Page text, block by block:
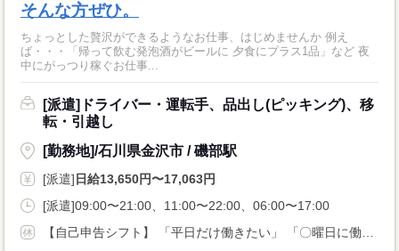
そんな方ぜひ。
ちょっとした贅沢ができるようなお仕事、はじめませんか 例え
ば・・・「帰って飲む発泡酒がビールに 夕食にプラス1品」など 夜
中にがっつり稼ぐお仕事...
[派遣]ドライバー・運転手、品出し(ピッキング)、移
転・引越し
[勤務地]/石川県金沢市 / 磯部駅
[派遣] 日給13,650円〜17,063円
[派遣]09:00〜21:00、11:00〜22:00、06:00〜17:00
【自己申告シフト】 「平日だけ働きたい」 「〇曜日に働きたい」 など、働き方は自分で選べます。 曜日・時間についてのご希望も 面談の際に教えてくださいね。 ※こちらは中型以上のお仕事の例です